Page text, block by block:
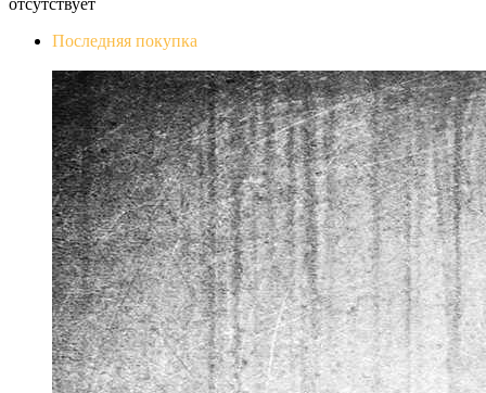
Последняя покупка